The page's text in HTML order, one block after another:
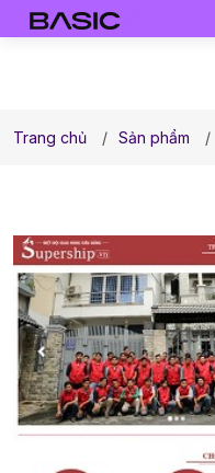
Trang chủ Sản phẩm